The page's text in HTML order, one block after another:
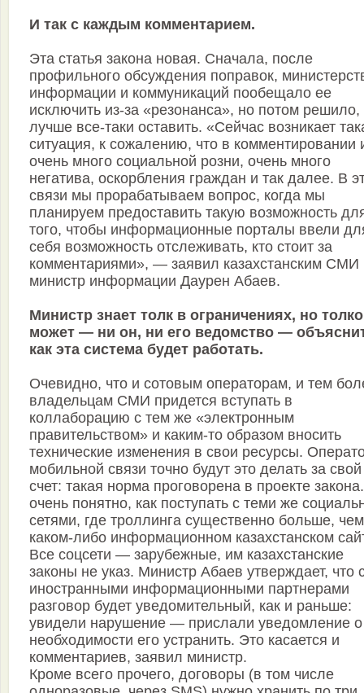
И так с каждым комментарием.
Эта статья закона новая. Сначала, после
профильного обсуждения поправок,
информации и коммуникаций пообещало ее
исключить из-за «резонанса», но потом решило,
лучше все-таки оставить. «Сейчас возникает
ситуация, к сожалению, что в комментировании
очень много социальной розни, очень много
негатива, оскорбления граждан и так далее. В
связи мы прорабатываем вопрос, когда мы
планируем предоставить такую возможность
того, чтобы информационные порталы ввели
себя возможность отслеживать, кто стоит за
комментариями», — заявил казахстанским СМИ
министр информации Даурен Абаев.
Министр знает толк в ограничениях, но
может — ни он, ни его ведомство —
как эта система будет работать.
Очевидно, что и сотовым операторам, и тем
владельцам СМИ придется вступать в
коллаборацию с тем же «электронным
правительством» и каким-то образом вносить
технические изменения в свои ресурсы.
мобильной связи точно будут это делать за свой
счет: такая норма проговорена в проекте
очень понятно, как поступать с теми же
сетями, где троллинга существенно больше,
каком-либо информационном казахстанском
Все соцсети — зарубежные, им казахстанские
законы не указ. Министр Абаев утверждает, что
иностранными информационными партнерами
разговор будет уведомительный, как и раньше:
увидели нарушение — прислали уведомление о
необходимости его устранить. Это касается и
комментариев, заявил министр.
Кроме всего прочего, договоры (в том числе